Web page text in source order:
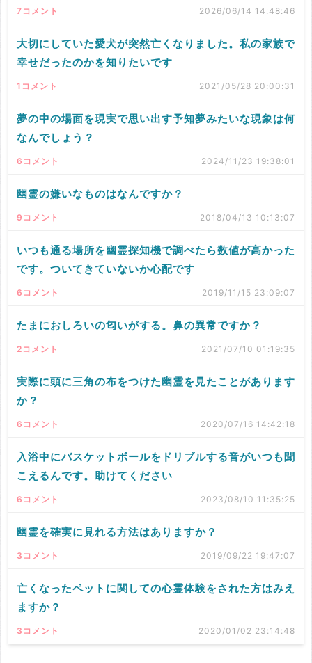
7コメント 2026/06/14 14:48:46
大切にしていた愛犬が突然亡くなりました。私の家族で
幸せだったのかを知りたいです
1コメント 2021/05/28 20:00:31
夢の中の場面を現実で思い出す予知夢みたいな現象は何
なんでしょう？
6コメント 2024/11/23 19:38:01
幽霊の嫌いなものはなんですか？
9コメント 2018/04/13 10:13:07
いつも通る場所を幽霊探知機で調べたら数値が高かった
です。ついてきていないか心配です
6コメント 2019/11/15 23:09:07
たまにおしろいの匂いがする。鼻の異常ですか？
2コメント 2021/07/10 01:19:35
実際に頭に三角の布をつけた幽霊を見たことがあります
か？
6コメント 2020/07/16 14:42:18
入浴中にバスケットボールをドリブルする音がいつも聞
こえるんです。助けてください
6コメント 2023/08/10 11:35:25
幽霊を確実に見れる方法はありますか？
3コメント 2019/09/22 19:47:07
亡くなったペットに関しての心霊体験をされた方はみえ
ますか？
3コメント 2020/01/02 23:14:48